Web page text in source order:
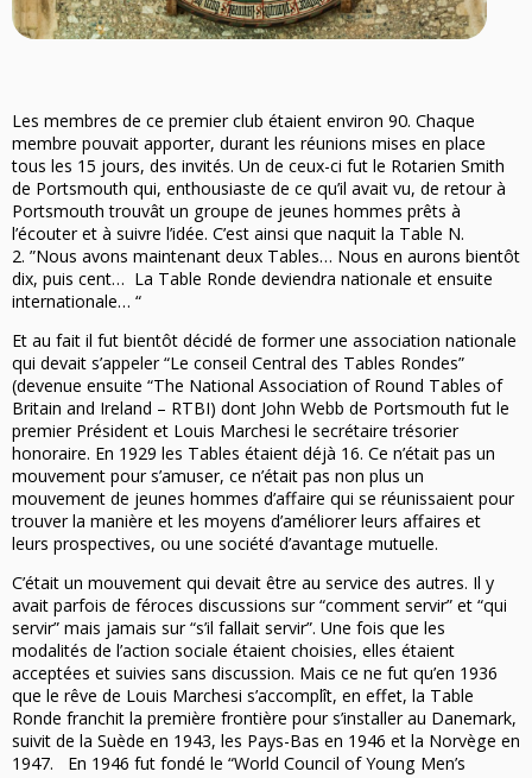
Les membres de ce premier club étaient environ 90. Chaque
membre pouvait apporter, durant les réunions mises en place
tous les 15 jours, des invités. Un de ceux-ci fut le Rotarien Smith
de Portsmouth qui, enthousiaste de ce qu’il avait vu, de retour à
Portsmouth trouvât un groupe de jeunes hommes prêts à
l’écouter et à suivre l’idée. C’est ainsi que naquit la Table N.
2. ”Nous avons maintenant deux Tables… Nous en aurons bientôt
dix, puis cent… La Table Ronde deviendra nationale et ensuite
internationale… “
Et au fait il fut bientôt décidé de former une association nationale
qui devait s’appeler “Le conseil Central des Tables Rondes”
(devenue ensuite “The National Association of Round Tables of
Britain and Ireland – RTBI) dont John Webb de Portsmouth fut le
premier Président et Louis Marchesi le secrétaire trésorier
honoraire. En 1929 les Tables étaient déjà 16. Ce n’était pas un
mouvement pour s’amuser, ce n’était pas non plus un
mouvement de jeunes hommes d’affaire qui se réunissaient pour
trouver la manière et les moyens d’améliorer leurs affaires et
leurs prospectives, ou une société d’avantage mutuelle.
C’était un mouvement qui devait être au service des autres. Il y
avait parfois de féroces discussions sur “comment servir” et “qui
servir” mais jamais sur “s’il fallait servir”. Une fois que les
modalités de l’action sociale étaient choisies, elles étaient
acceptées et suivies sans discussion. Mais ce ne fut qu’en 1936
que le rêve de Louis Marchesi s’accomplît, en effet, la Table
Ronde franchit la première frontière pour s’installer au Danemark,
suivit de la Suède en 1943, les Pays-Bas en 1946 et la Norvège en
1947. En 1946 fut fondé le “World Council of Young Men’s